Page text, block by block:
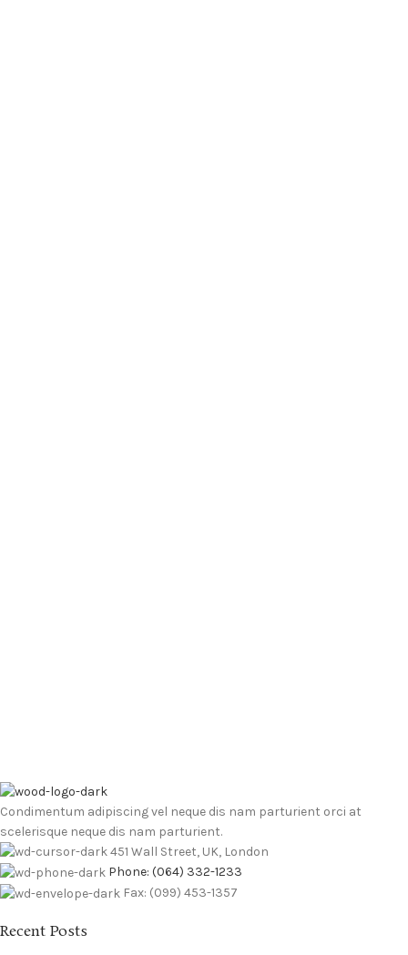
Condimentum adipiscing vel neque dis nam parturient orci at
scelerisque neque dis nam parturient.
451 Wall Street, UK, London
Phone: (064) 332-1233
Fax: (099) 453-1357
Recent Posts